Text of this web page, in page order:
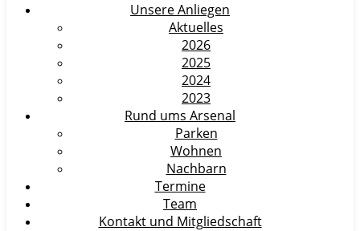
Unsere Anliegen
Aktuelles
2026
2025
2024
2023
Rund ums Arsenal
Parken
Wohnen
Nachbarn
Termine
Team
Kontakt und Mitgliedschaft